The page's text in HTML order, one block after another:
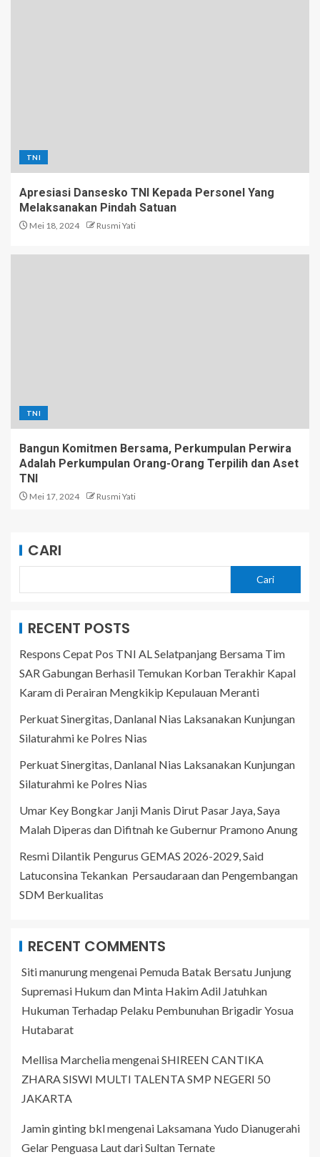
TNI
Apresiasi Dansesko TNI Kepada Personel Yang
Melaksanakan Pindah Satuan
Mei 18, 2024 Rusmi Yati
TNI
Bangun Komitmen Bersama, Perkumpulan Perwira
Adalah Perkumpulan Orang-Orang Terpilih dan Aset
TNI
Mei 17, 2024 Rusmi Yati
CARI
Cari
RECENT POSTS
Respons Cepat Pos TNI AL Selatpanjang Bersama Tim
SAR Gabungan Berhasil Temukan Korban Terakhir Kapal
Karam di Perairan Mengkikip Kepulauan Meranti
Perkuat Sinergitas, Danlanal Nias Laksanakan Kunjungan
Silaturahmi ke Polres Nias
Perkuat Sinergitas, Danlanal Nias Laksanakan Kunjungan
Silaturahmi ke Polres Nias
Umar Key Bongkar Janji Manis Dirut Pasar Jaya, Saya
Malah Diperas dan Difitnah ke Gubernur Pramono Anung
Resmi Dilantik Pengurus GEMAS 2026-2029, Said
Latuconsina Tekankan Persaudaraan dan Pengembangan
SDM Berkualitas
RECENT COMMENTS
Siti manurungmengenai Pemuda Batak Bersatu Junjung
Supremasi Hukum dan Minta Hakim Adil Jatuhkan
Hukuman Terhadap Pelaku Pembunuhan Brigadir Yosua
Hutabarat
Mellisa MarcheliamengenaiSHIREEN CANTIKA
ZHARA SISWI MULTI TALENTA SMP NEGERI 50
JAKARTA
Jamin ginting bklmengenai Laksamana Yudo Dianugerahi
Gelar Penguasa Laut dari Sultan Ternate